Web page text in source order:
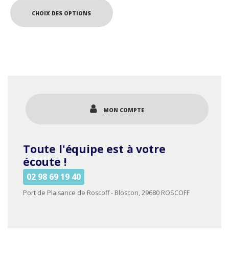
CHOIX DES OPTIONS
page
produit
MON COMPTE
Toute l'équipe est à votre
écoute !
02 98 69 19 40
Port de Plaisance de Roscoff - Bloscon, 29680 ROSCOFF